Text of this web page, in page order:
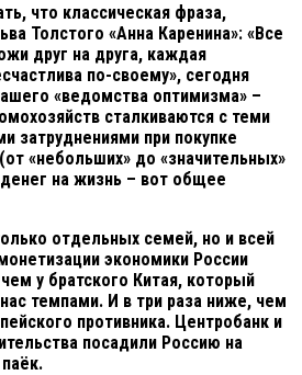
что классическая фраза,
Толстого «Анна Каренина»: «Все
друг на друга, каждая
по-своему», сегодня
«ведомства оптимизма» –
сталкиваются с теми
затруднениями при покупке
«небольших» до «значительных»
на жизнь – вот общее
отдельных семей, но и всей
экономики России
у братского Китая, который
темпами. И в три раза ниже, чем
противника. Центробанк и
посадили Россию на